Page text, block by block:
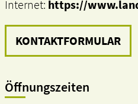
Internet: https://
KONTAKTFORMULAR
Öffnungszeiten